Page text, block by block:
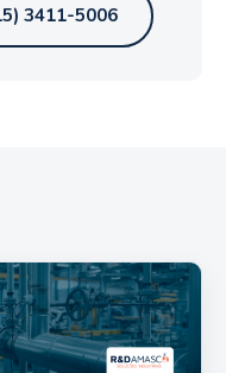
3411-5006